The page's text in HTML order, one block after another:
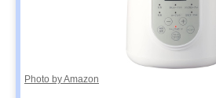
Photo by Amazon